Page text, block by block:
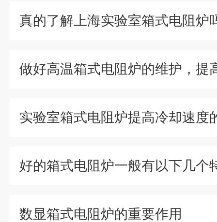
实验室箱式电阻炉提高冷却速度
好的箱式电阻炉一般有以下几个
数显箱式电阻炉的重要作用